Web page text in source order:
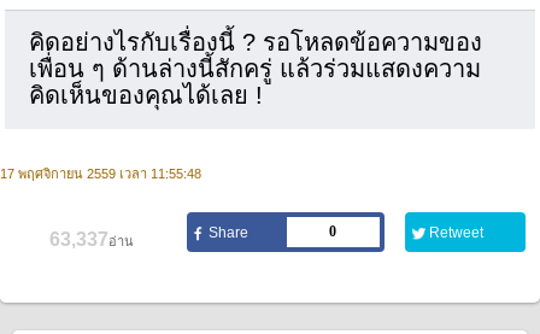
คิดอย่างไรกับเรื่องนี้ ? รอโหลดข้อความของ
เพื่อน ๆ ด้านล่างนี้สักครู่ แล้วร่วมแสดงความ
คิดเห็นของคุณได้เลย !
17 พฤศจิกายน 2559 เวลา 11:55:48
63,337อ่าน
0